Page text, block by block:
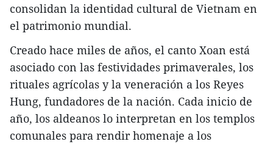
consolidan la identidad cultural de Vietnam en
el patrimonio mundial.
Creado hace miles de años, el canto Xoan está
asociado con las festividades primaverales, los
rituales agrícolas y la veneración a los Reyes
Hung, fundadores de la nación. Cada inicio de
año, los aldeanos lo interpretan en los templos
comunales para rendir homenaje a los